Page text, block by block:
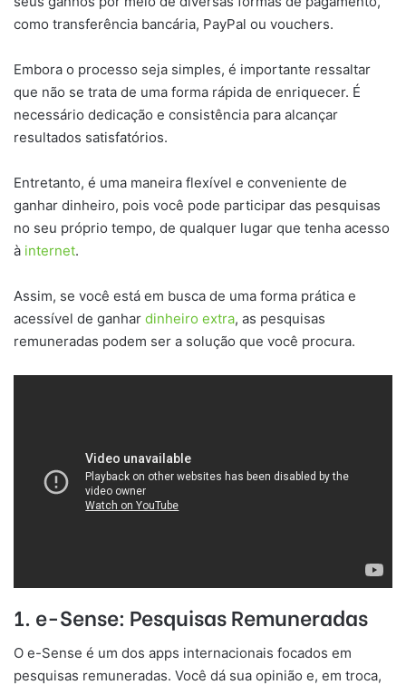
como transferência bancária, PayPal ou vouchers.
Embora o processo seja simples, é importante ressaltar
que não se trata de uma forma rápida de enriquecer. É
necessário dedicação e consistência para alcançar
resultados satisfatórios.
Entretanto, é uma maneira flexível e conveniente de
ganhar dinheiro, pois você pode participar das pesquisas
no seu próprio tempo, de qualquer lugar que tenha acesso
à internet.
Assim, se você está em busca de uma forma prática e
acessível de ganhar dinheiro extra, as pesquisas
remuneradas podem ser a solução que você procura.
1. e-Sense: Pesquisas Remuneradas
O e-Sense é um dos apps internacionais focados em
pesquisas remuneradas. Você dá sua opinião e, em troca,